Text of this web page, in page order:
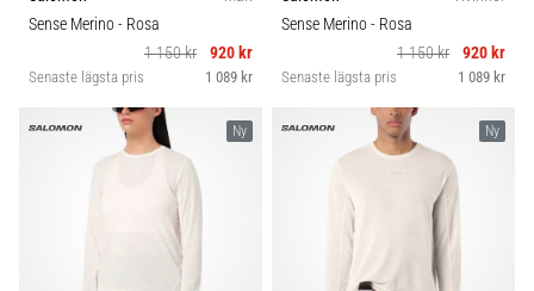
vanligaste…
Sense Merino- Rosa
1 150 kr
920 kr
Senaste lägsta pris 1 089 kr
Sense Merino- Rosa
1 150 kr
920 kr
Senaste lägsta pris 1 089 kr
Ny Ny